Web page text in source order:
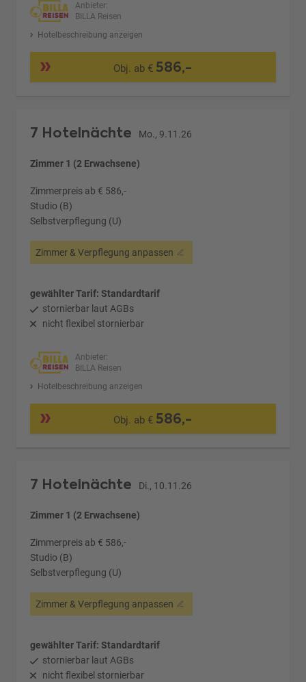
Anbieter:
BILLA Reisen
Hotelbeschreibung anzeigen
Obj. ab € 586,-
7 Hotelnächte Mo., 9.11.26
Zimmer 1 (2 Erwachsene)
Zimmerpreis ab € 586,-
Studio (B)
Selbstverpflegung (U)
Zimmer & Verpflegung anpassen
gewählter Tarif: Standardtarif
stornierbar laut AGBs
nicht flexibel stornierbar
Anbieter:
BILLA Reisen
Hotelbeschreibung anzeigen
Obj. ab € 586,-
7 Hotelnächte Di., 10.11.26
Zimmer 1 (2 Erwachsene)
Zimmerpreis ab € 586,-
Studio (B)
Selbstverpflegung (U)
Zimmer & Verpflegung anpassen
gewählter Tarif: Standardtarif
stornierbar laut AGBs
nicht flexibel stornierbar